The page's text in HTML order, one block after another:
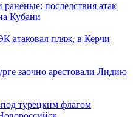
последствия атак
Кубани
атаковал пляж, в Керчи
заочно арестовали Лидию
турецким флагом